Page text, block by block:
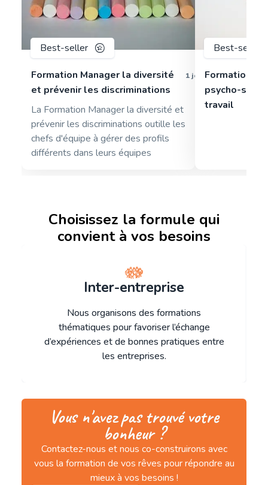
Best-seller
Formation Manager la diversité
et prévenir les discriminations
La Formation Manager la diversité et
prévenir les discriminations outille les
chefs d'équipe à gérer des profils
différents dans leurs équipes
1 jour
Best-seller
Formation
psycho-
travail
Choisissez la formule qui
convient à vos besoins
Inter-entreprise
Nous organisons des formations
thématiques pour favoriser l’échange
d’expériences et de bonnes pratiques entre
les entreprises.
Vous n'avez pas trouvé votre
bonheur ?
Contactez-nous et nous co-construirons avec
vous la formation de vos rêves pour répondre au
mieux à vos besoins !